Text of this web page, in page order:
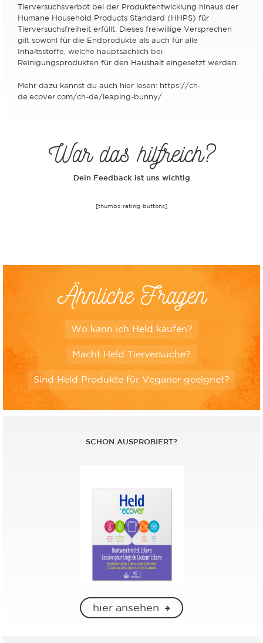
Tierversuchsverbot bei der Produktentwicklung hinaus der
Humane Household Products Standard (HHPS) für
Tierversuchsfreiheit erfüllt. Dieses freiwillige Versprechen
gilt sowohl für die Endprodukte als auch für alle
Inhaltsstoffe, welche hauptsächlich bei
Reinigungsprodukten für den Haushalt eingesetzt werden.
Mehr dazu kannst du auch hier lesen: https://ch-
de.ecover.com/ch-de/leaping-bunny/
War das hilfreich?
Dein Feedback ist uns wichtig
[thumbs-rating-buttons]
Ähnliche Fragen
Wo kann ich Held kaufen?
Macht Held Tierversuche?
Sind Held Produkte für Veganer geeignet?
SCHON AUSPROBIERT?
hier ansehen